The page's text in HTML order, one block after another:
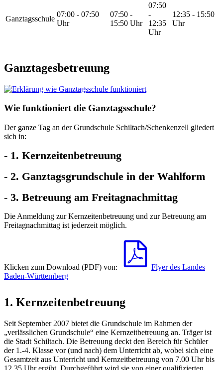
Ganztagsschule
07:00 - 07:50
Uhr
07:50 -
15:50 Uhr
07:50
-
12:35
Uhr
12:35 - 15:50
Uhr
Ganztagesbetreuung
Wie funktioniert die Ganztagsschule?
Der ganze Tag an der Grundschule Schiltach/Schenkenzell gliedert
sich in:
- 1. Kernzeitenbetreuung
- 2. Ganztagsgrundschule in der Wahlform
- 3. Betreuung am Freitagnachmittag
Die Anmeldung zur Kernzeitenbetreuung und zur Betreuung am
Freitagnachmittag ist jederzeit möglich.
Klicken zum Download (PDF) von:
Flyer des Landes
Baden-Württemberg
1. Kernzeitenbetreuung
Seit September 2007 bietet die Grundschule im Rahmen der
„verlässlichen Grundschule“ eine Kernzeitbetreuung an. Träger ist
die Stadt Schiltach. Die Betreuung deckt den Bereich für Schüler
der 1.-4. Klasse vor (und nach) dem Unterricht ab, wobei sich eine
Gesamtzeit aus Unterricht und Kernzeitbetreuung von 7.00 Uhr bis
12.35 Uhr ergibt. Durchgeführt wird sie von einer qualifizierten